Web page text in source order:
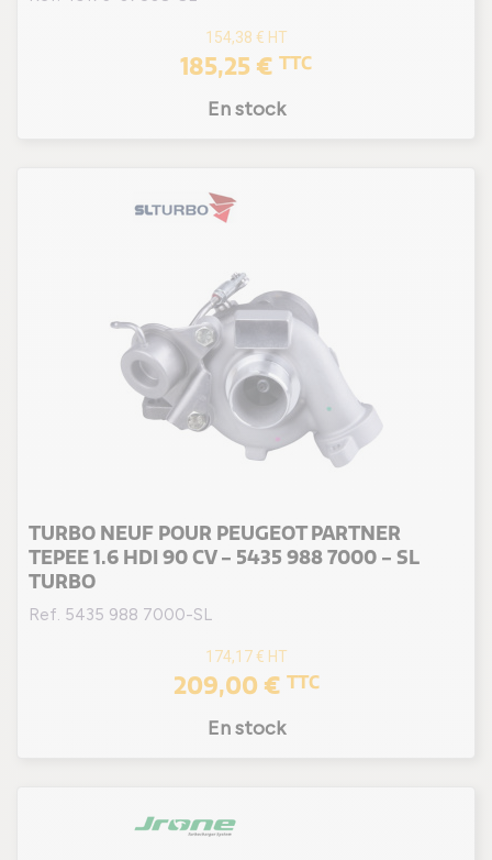
154,38 € HT
185,25 € TTC
En stock
TURBO NEUF POUR PEUGEOT PARTNER
TEPEE 1.6 HDI 90 CV - 5435 988 7000 - SL
TURBO
Ref. 5435 988 7000-SL
174,17 € HT
209,00 € TTC
En stock